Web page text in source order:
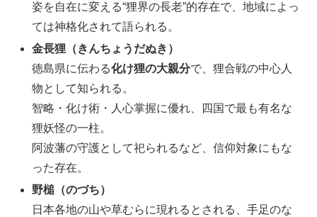
姿を自在に変える“狸界の長老”的存在で、地域によっ
ては神格化されて語られる。
金長狸（きんちょうだぬき）
徳島県に伝わる化け狸の大親分で、狸合戦の中心人
物として知られる。
智略・化け術・人心掌握に優れ、四国で最も有名な
狸妖怪の一柱。
阿波藩の守護として祀られるなど、信仰対象にもな
った存在。
野槌（のづち）
日本各地の山や草むらに現れるとされる、手足のな